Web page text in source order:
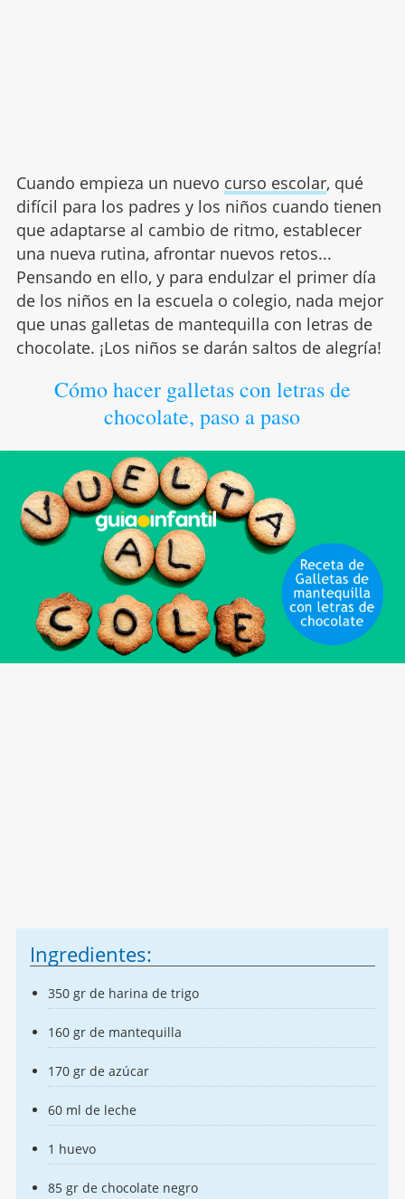
Cuando empieza un nuevo curso escolar, qué
difícil para los padres y los niños cuando tienen
que adaptarse al cambio de ritmo, establecer
una nueva rutina, afrontar nuevos retos...
Pensando en ello, y para endulzar el primer día
de los niños en la escuela o colegio, nada mejor
que unas galletas de mantequilla con letras de
chocolate. ¡Los niños se darán saltos de alegría!
Cómo hacer galletas con letras de
chocolate, paso a paso
Ingredientes:
350 gr de harina de trigo
160 gr de mantequilla
170 gr de azúcar
60 ml de leche
1 huevo
85 gr de chocolate negro